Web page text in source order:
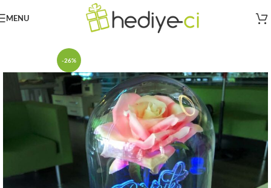
MENU
Ana Sayfa Cam Fanuslar Pembe Gül
-26%